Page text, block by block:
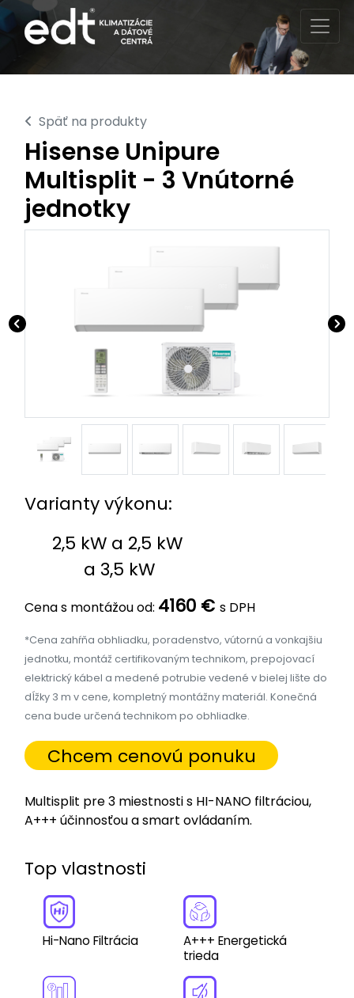
Späť na produkty
Hisense Unipure
Multisplit - 3 Vnútorné
jednotky
Varianty výkonu:
2,5 kW a 2,5 kW
a 3,5 kW
Multisplit pre 3 miestnosti s HI-NANO filtráciou,
A+++ účinnosťou a smart ovládaním.
Top vlastnosti
Hi-Nano Filtrácia
A+++ Energetická
trieda
Cena s montážou od: 4160 € s DPH
*Cena zahŕňa obhliadku, poradenstvo, vútornú a vonkajšiu
jednotku, montáž certifikovaným technikom, prepojovací
elektrický kábel a medené potrubie vedené v bielej lište do
dĺžky 3 m v cene, kompletný montážny materiál. Konečná
cena bude určená technikom po obhliadke.
Chcem cenovú ponuku